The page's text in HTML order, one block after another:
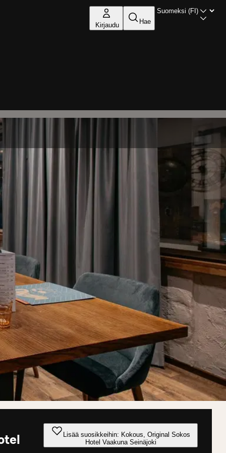
Kirjaudu Hae
Lisää suosikkeihin: Kokous, Original Sokos
Hotel Vaakuna Seinäjoki